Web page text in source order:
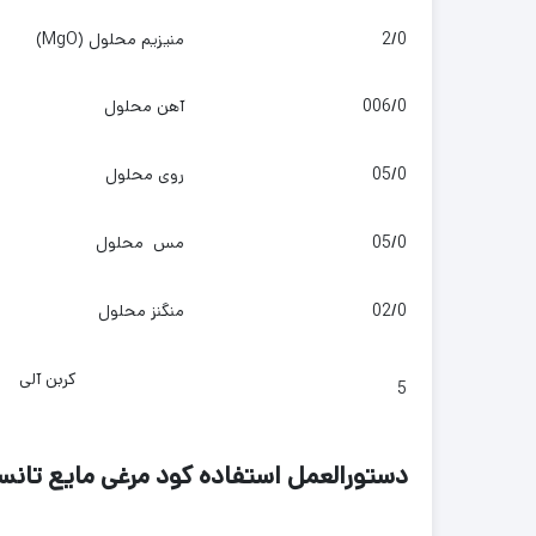
2/0 منیزیم محلول (MgO)
006/0 آهن محلول
05/0 روی محلول
05/0 مس محلول
02/0 منگنز محلول
5 کربن آلی
دستورالعمل استفاده کود مرغی مایع